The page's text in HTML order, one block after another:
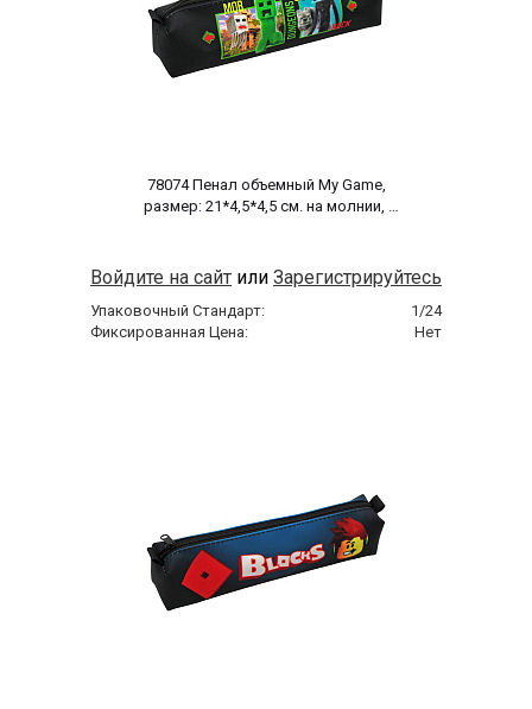
78074 Пенал объемный My Game,
размер: 21*4,5*4,5 см. на молнии,
Войдите на сайт или Зарегистрируйтесь
Упаковочный Стандарт:
1/24
Фиксированная Цена:
Нет